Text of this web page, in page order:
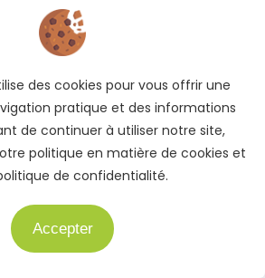
des cookies pour vous offrir une
pratique et des informations
de continuer à utiliser notre site,
politique en matière de cookies et
de confidentialité.
Accepter